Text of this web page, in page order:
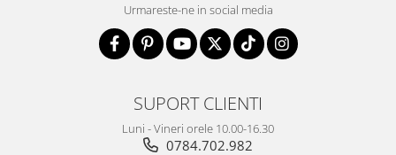
Urmareste-ne in social media
SUPORT CLIENTI
Luni - Vineri orele 10.00-16.30
0784.702.982